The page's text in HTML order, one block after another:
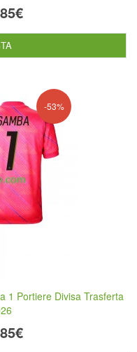
-53%
1 Portiere Divisa Trasferta